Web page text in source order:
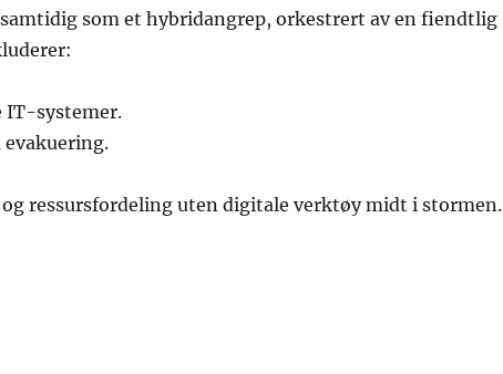
som et hybridangrep, orkestrert av en fiendtlig
IT-systemer.
ressursfordeling uten digitale verktøy midt i stormen.